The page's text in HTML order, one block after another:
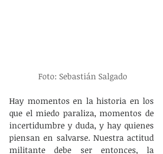
Foto: Sebastián Salgado
Hay momentos en la historia en los
que el miedo paraliza, momentos de
incertidumbre y duda, y hay quienes
piensan en salvarse. Nuestra actitud
militante debe ser entonces, la